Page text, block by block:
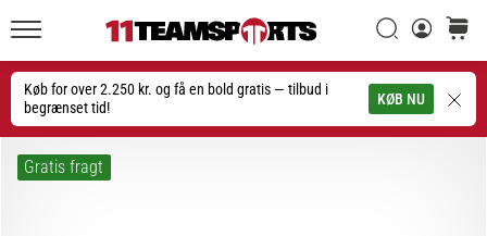
Køb for over 2.250 kr. og få en bold gratis — tilbud i
begrænset tid!
KØB NU
Søgkurv
Søg
20. 1. 2026
•
4 min. Læsning
Nike
Tiempo
Gratis fragt